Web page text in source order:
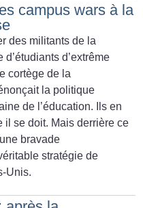
campus wars à la
des militants de la
d’extrême
cortège de la
la politique
de l’éducation. Ils en
il se doit. Mais derrière ce
bravade
stratégie de
Unis.